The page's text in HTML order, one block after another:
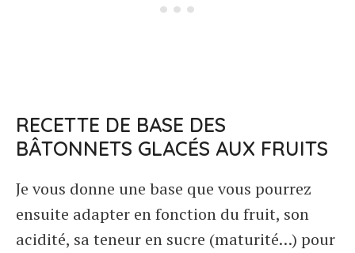
RECETTE DE BASE DES
BÂTONNETS GLACÉS AUX FRUITS
Je vous donne une base que vous pourrez
ensuite adapter en fonction du fruit, son
acidité, sa teneur en sucre (maturité…) pour